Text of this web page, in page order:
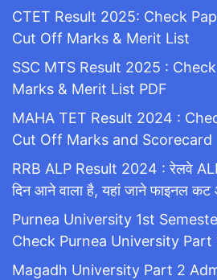
CTET Result 2025: Check
Cut Off Marks & Merit List
SSC MTS Result 2025 :
Marks & Merit List PDF
MAHA TET Result 2024 :
Cut Off Marks and Scorecard
RRB ALP Result 2024 : रेलवे ALP
दिन आने वाला है, यहां जाने फाइनल
Purnea University 1st
Check Purnea University
Magadh University Part 2